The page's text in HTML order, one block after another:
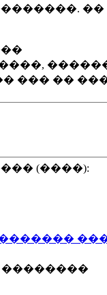
��� ��
(����):
��������